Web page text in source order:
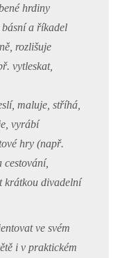
hrdiny
básní a říkadel
rozlišuje
vytleskat,
maluje, stříhá,
vyrábí
hry (např.
cestování,
krátkou divadelní
ve svém
i v praktickém